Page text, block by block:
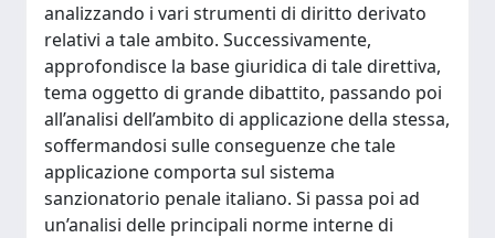
analizzando i vari strumenti di diritto derivato
relativi a tale ambito. Successivamente,
approfondisce la base giuridica di tale direttiva,
tema oggetto di grande dibattito, passando poi
all’analisi dell’ambito di applicazione della stessa,
soffermandosi sulle conseguenze che tale
applicazione comporta sul sistema
sanzionatorio penale italiano. Si passa poi ad
un’analisi delle principali norme interne di